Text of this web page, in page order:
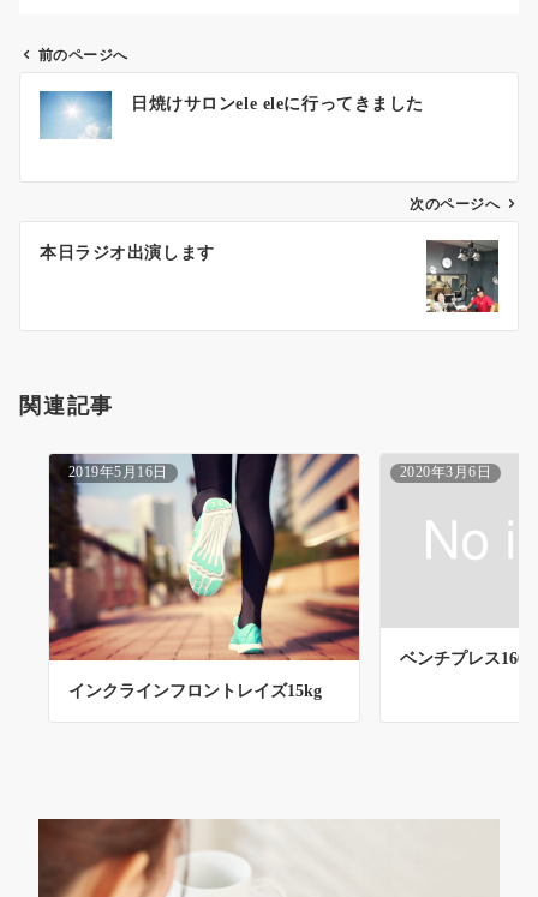
ン
前のページへ
日焼けサロンele eleに行ってきました
次のページへ
本日ラジオ出演します
関連記事
2019年5月16日
インクラインフロントレイズ15kg
2020年3月6日
ベンチプレス